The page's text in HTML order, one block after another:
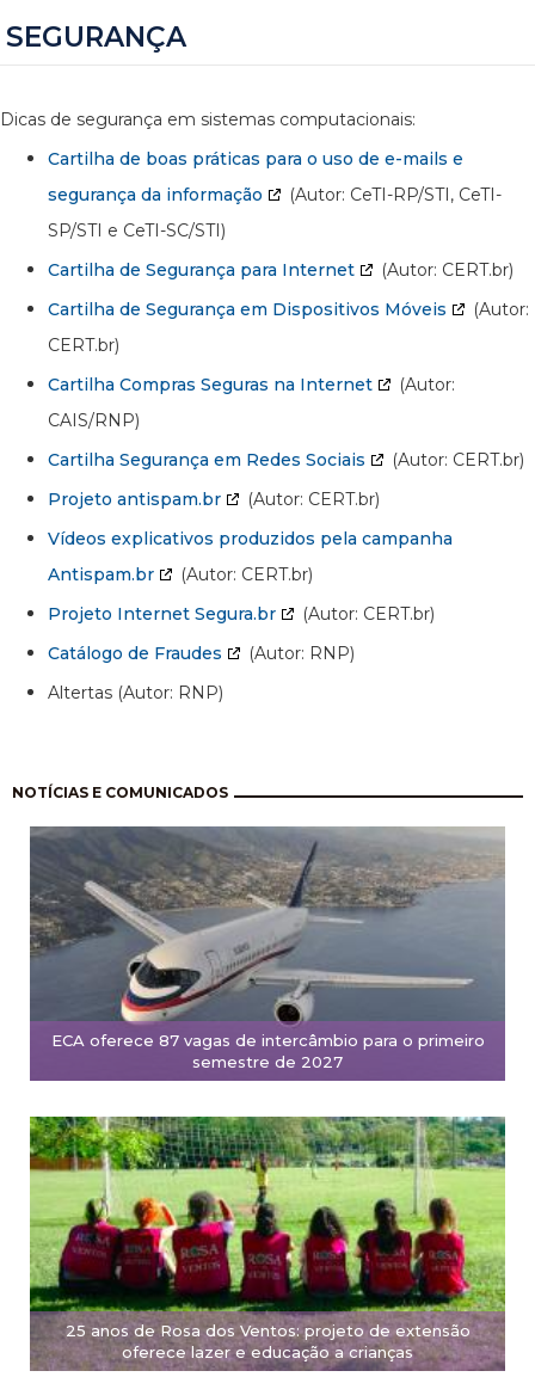
SEGURANÇA
Dicas de segurança em sistemas computacionais:
Cartilha de boas práticas para o uso de e-mails e
segurança da informação
(Autor: CeTI-RP/STI, CeTI-
SP/STI e CeTI-SC/STI)
Cartilha de Segurança para Internet
(Autor: CERT.br)
Cartilha de Segurança em Dispositivos Móveis
(Autor:
CERT.br)
Cartilha Compras Seguras na Internet
(Autor:
CAIS/RNP)
Cartilha Segurança em Redes Sociais
(Autor: CERT.br)
Projeto antispam.br
(Autor: CERT.br)
Vídeos explicativos produzidos pela campanha
Antispam.br
(Autor: CERT.br)
Projeto Internet Segura.br
(Autor: CERT.br)
Catálogo de Fraudes
(Autor: RNP)
Altertas (Autor: RNP)
NOTÍCIAS E COMUNICADOS
ECA oferece 87 vagas de intercâmbio para o primeiro
semestre de 2027
25 anos de Rosa dos Ventos: projeto de extensão
oferece lazer e educação a crianças
Pagination